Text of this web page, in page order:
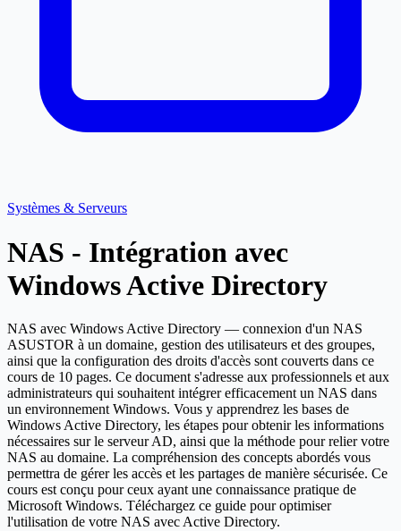
Systèmes & Serveurs
NAS - Intégration avec
Windows Active Directory
NAS avec Windows Active Directory — connexion d'un NAS
ASUSTOR à un domaine, gestion des utilisateurs et des groupes,
ainsi que la configuration des droits d'accès sont couverts dans ce
cours de 10 pages. Ce document s'adresse aux professionnels et aux
administrateurs qui souhaitent intégrer efficacement un NAS dans
un environnement Windows. Vous y apprendrez les bases de
Windows Active Directory, les étapes pour obtenir les informations
nécessaires sur le serveur AD, ainsi que la méthode pour relier votre
NAS au domaine. La compréhension des concepts abordés vous
permettra de gérer les accès et les partages de manière sécurisée. Ce
cours est conçu pour ceux ayant une connaissance pratique de
Microsoft Windows. Téléchargez ce guide pour optimiser
l'utilisation de votre NAS avec Active Directory.